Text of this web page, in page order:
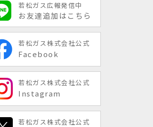
若松ガス広報発信中
お友達追加はこちら
若松ガス株式会社公式
Facebook
若松ガス株式会社公式
Instagram
若松ガス株式会社公式